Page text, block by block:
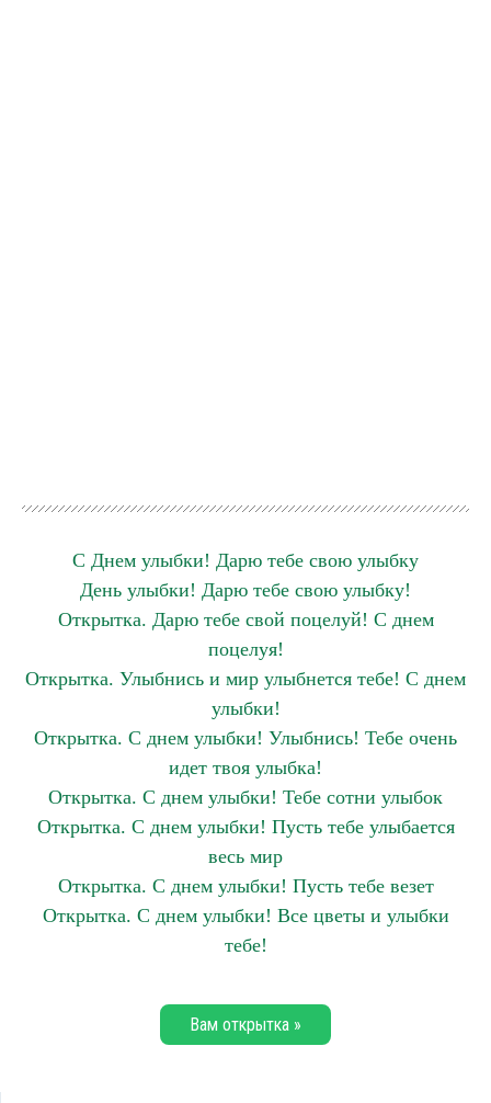
С Днем улыбки! Дарю тебе свою улыбку
День улыбки! Дарю тебе свою улыбку!
Открытка. Дарю тебе свой поцелуй! С днем
поцелуя!
Открытка. Улыбнись и мир улыбнется тебе! С днем
улыбки!
Открытка. С днем улыбки! Улыбнись! Тебе очень
идет твоя улыбка!
Открытка. С днем улыбки! Тебе сотни улыбок
Открытка. С днем улыбки! Пусть тебе улыбается
весь мир
Открытка. С днем улыбки! Пусть тебе везет
Открытка. С днем улыбки! Все цветы и улыбки
тебе!
Вам открытка »